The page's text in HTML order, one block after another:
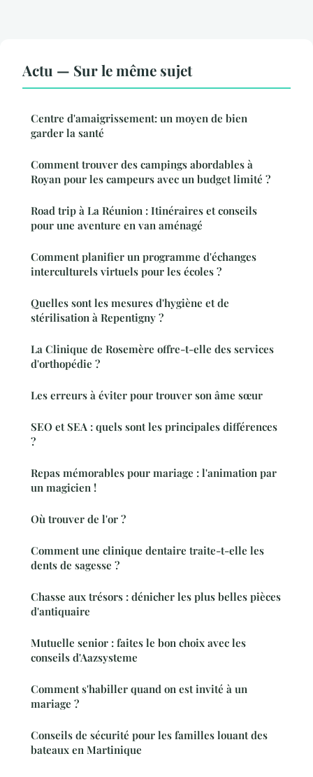
Actu — Sur le même sujet
Centre d'amaigrissement: un moyen de bien
garder la santé
Comment trouver des campings abordables à
Royan pour les campeurs avec un budget limité ?
Road trip à La Réunion : Itinéraires et conseils
pour une aventure en van aménagé
Comment planifier un programme d'échanges
interculturels virtuels pour les écoles ?
Quelles sont les mesures d'hygiène et de
stérilisation à Repentigny ?
La Clinique de Rosemère offre-t-elle des services
d'orthopédie ?
Les erreurs à éviter pour trouver son âme sœur
SEO et SEA : quels sont les principales différences
?
Repas mémorables pour mariage : l'animation par
un magicien !
Où trouver de l'or ?
Comment une clinique dentaire traite-t-elle les
dents de sagesse ?
Chasse aux trésors : dénicher les plus belles pièces
d'antiquaire
Mutuelle senior : faites le bon choix avec les
conseils d'Aazsysteme
Comment s'habiller quand on est invité à un
mariage ?
Conseils de sécurité pour les familles louant des
bateaux en Martinique